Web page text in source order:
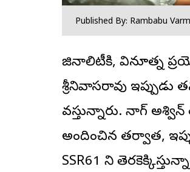
Published By: Rambabu
రిజినాలిటీకి, వినూత్న
శ్రీనివాసరావు ఇప్పుడు
వస్తున్నారు. నాగ్
అందించిన తర్వాత,
SSR61 ని